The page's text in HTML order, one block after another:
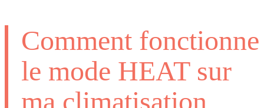
Comment fonctionne
le mode HEAT sur
ma climatisation